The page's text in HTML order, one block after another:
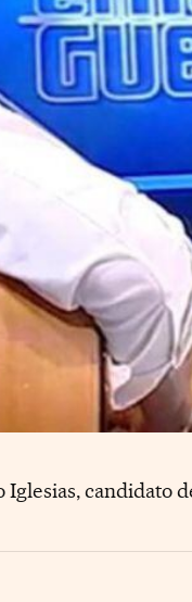
Iglesias, candidato